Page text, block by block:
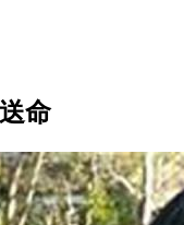
命